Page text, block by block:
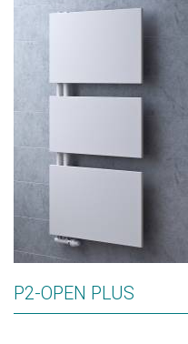
P2-OPEN PLUS